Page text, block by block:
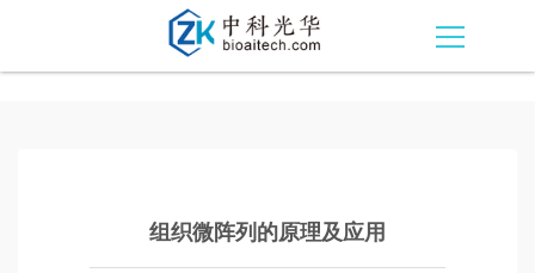
组织微阵列的原理及应用